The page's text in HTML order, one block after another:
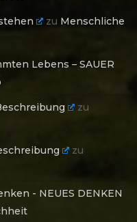
zu Menschliche
Lebens – SAUER
zu
zu
- NEUES DENKEN